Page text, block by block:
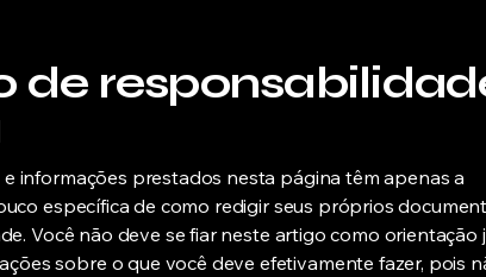
de
informações prestados nesta página têm apenas a
específica de como redigir seus próprios
Você não deve se fiar neste artigo como orientação
sobre o que você deve efetivamente fazer, pois